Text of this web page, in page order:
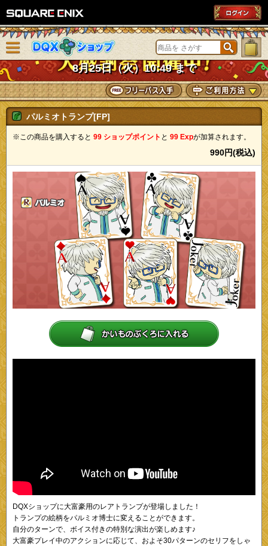
DQXショップ
8月25日（火）10:49 まで
ニューを閉じる
パルミオトランプ[FP]
※この商品を購入すると 99 ショップポイント と 99 Expが加算されます。
990円(税込)
DQXショップに大富豪用のレアトランプが登場しました！
トランプの絵柄をパルミオ博士に変えることができます。
自分のターンで、ボイス付きの特別な演出が楽しめます♪
大富豪プレイ中のアクションに応じて、およそ30パターンのセリフをしゃ